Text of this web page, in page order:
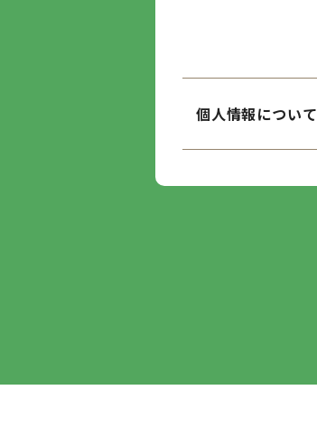
個人情報について